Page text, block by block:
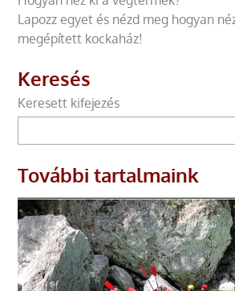
Lapozz egyet és nézd meg hogyan
megépített kockaház!
Keresés
Keresett kifejezés
További tartalmaink